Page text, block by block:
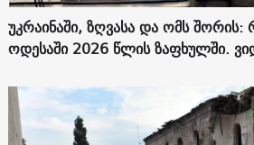
უკრაინაში, ზღვასა და ომს
ოდესაში 2026 წლის ზაფხულში.